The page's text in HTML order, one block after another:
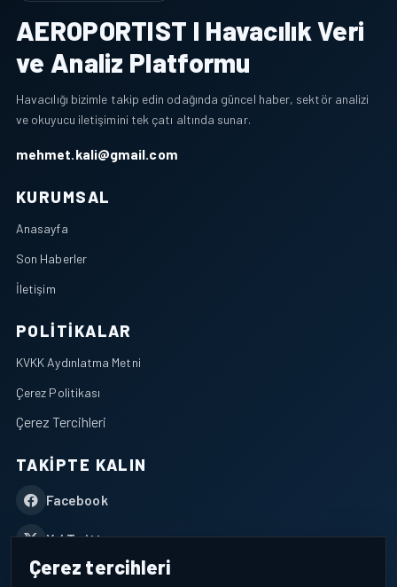
AEROPORTIST I Havacılık Veri
ve Analiz Platformu
Havacılığı bizimle takip edin odağında güncel haber, sektör analizi
ve okuyucu iletişimini tek çatı altında sunar.
mehmet.kali@gmail.com
KURUMSAL
Anasayfa
Son Haberler
İletişim
POLITIKALAR
KVKK Aydınlatma Metni
Çerez Politikası
Çerez Tercihleri
TAKIPTE KALIN
Facebook
X / Twitter
YouTube
Çerez tercihleri